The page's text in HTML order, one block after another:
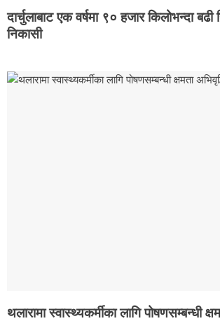
दार्चुलाबाट एक वर्षमा ९० हजार किलोभन्दा बढी
निकासी
थलारामा स्वास्थ्यकर्मीका लागि पोषणसम्बन्धी